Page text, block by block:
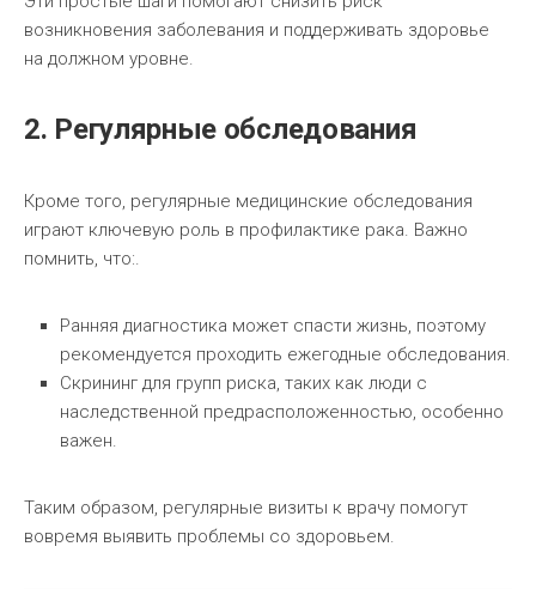
возникновения заболевания и поддерживать здоровье
на должном уровне.
2. Регулярные обследования
Кроме того, регулярные медицинские обследования
играют ключевую роль в профилактике рака. Важно
помнить, что:.
Ранняя диагностика может спасти жизнь, поэтому
рекомендуется проходить ежегодные обследования.
Скрининг для групп риска, таких как люди с
наследственной предрасположенностью, особенно
важен.
Таким образом, регулярные визиты к врачу помогут
вовремя выявить проблемы со здоровьем.